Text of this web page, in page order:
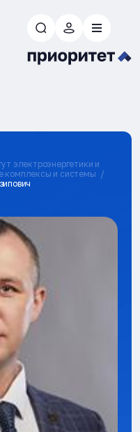
электроэнергетики и
комплексы и системы